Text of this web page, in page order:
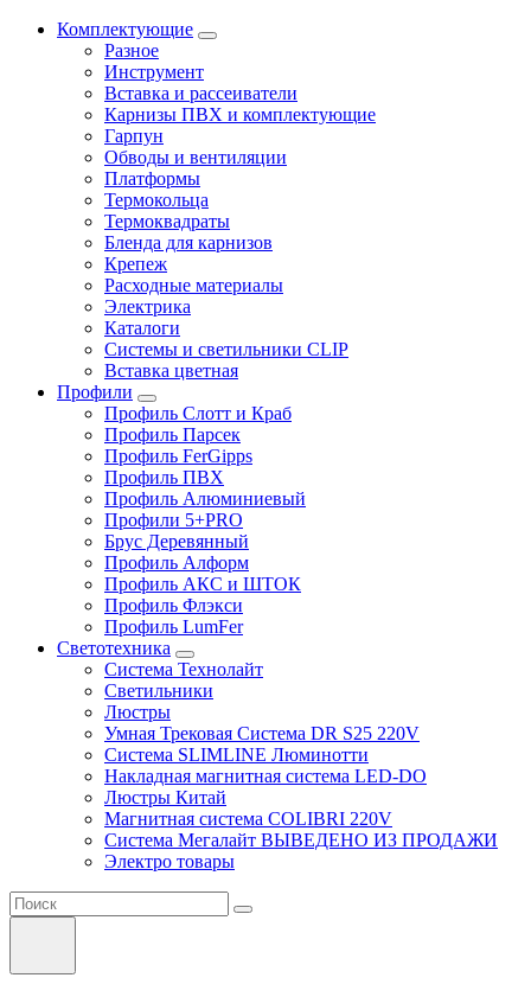
Комплектующие
Разное
Инструмент
Вставка и рассеиватели
Карнизы ПВХ и комплектующие
Гарпун
Обводы и вентиляции
Платформы
Термокольца
Термоквадраты
Бленда для карнизов
Крепеж
Расходные материалы
Электрика
Каталоги
Системы и светильники CLIP
Вставка цветная
Профили
Профиль Слотт и Краб
Профиль Парсек
Профиль FerGipps
Профиль ПВХ
Профиль Алюминиевый
Профили 5+PRO
Брус Деревянный
Профиль Алформ
Профиль АКС и ШТОК
Профиль Флэкси
Профиль LumFer
Светотехника
Система Технолайт
Светильники
Люстры
Умная Трековая Система DR S25 220V
Система SLIMLINE Люминотти
Накладная магнитная система LED-DO
Люстры Китай
Магнитная система COLIBRI 220V
Система Мегалайт ВЫВЕДЕНО ИЗ ПРОДАЖИ
Электро товары